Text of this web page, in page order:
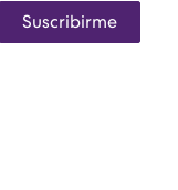
Suscribirme